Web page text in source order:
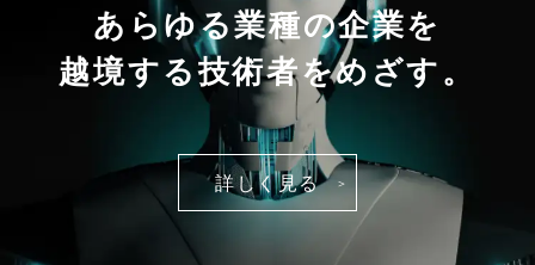
あらゆる業種の企業を
越境する技術者をめざす。
詳しく見る